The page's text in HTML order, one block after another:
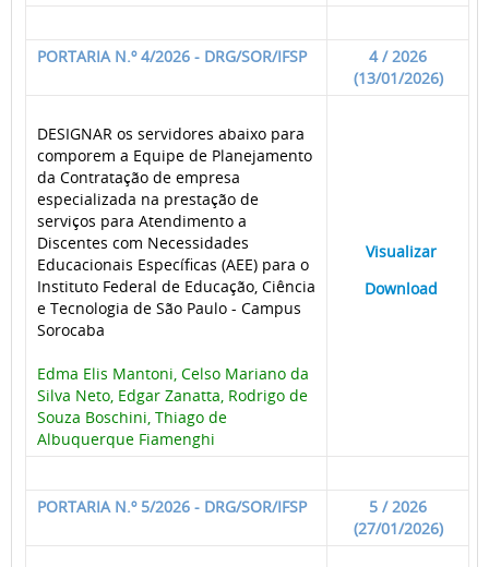
PORTARIA N.º 4/2026 - DRG/SOR/IFSP
4 / 2026
(13/01/2026)
DESIGNAR os servidores abaixo para
comporem a Equipe de Planejamento
da Contratação de empresa
especializada na prestação de
serviços para Atendimento a
Discentes com Necessidades
Educacionais Específicas (AEE) para o
Instituto Federal de Educação, Ciência
e Tecnologia de São Paulo - Campus
Sorocaba
Edma Elis Mantoni, Celso Mariano da
Silva Neto, Edgar Zanatta, Rodrigo de
Souza Boschini, Thiago de
Albuquerque Fiamenghi
Visualizar
Download
PORTARIA N.º 5/2026 - DRG/SOR/IFSP
5 / 2026
(27/01/2026)